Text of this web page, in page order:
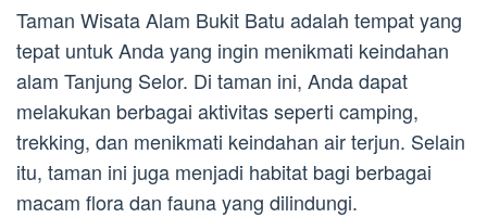
Taman Wisata Alam Bukit Batu adalah tempat yang
tepat untuk Anda yang ingin menikmati keindahan
alam Tanjung Selor. Di taman ini, Anda dapat
melakukan berbagai aktivitas seperti camping,
trekking, dan menikmati keindahan air terjun. Selain
itu, taman ini juga menjadi habitat bagi berbagai
macam flora dan fauna yang dilindungi.